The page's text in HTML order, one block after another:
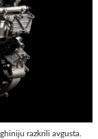
razkrili avgusta.